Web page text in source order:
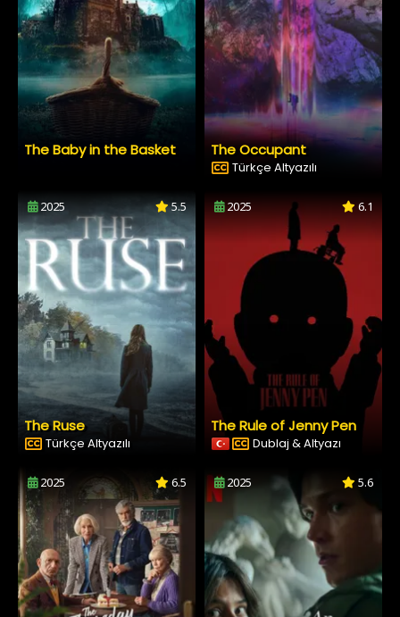
The Baby in the Basket The Occupant
Türkçe Altyazılı
2025 5.5
The Ruse
Türkçe Altyazılı
2025 6.1
The Rule of Jenny Pen
Dublaj & Altyazı
2025 6.5 2025 5.6